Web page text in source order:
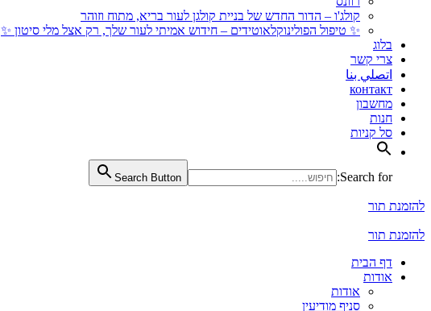
קולג'ו – הדור החדש של בניית קולגן לעור בריא, מתוח וזוהר
✨ טיפול הפולינוקלאוטידים – חידוש אמיתי לעור שלך, רק אצל מלי סיטון ✨
בלוג
צרי קשר
اتصلي بنا
контакт
מחשבון
חנות
סל קניות
Search for:
Search Button
להזמנת תור
להזמנת תור
דף הבית
אודות
אודות
סניף מודיעין